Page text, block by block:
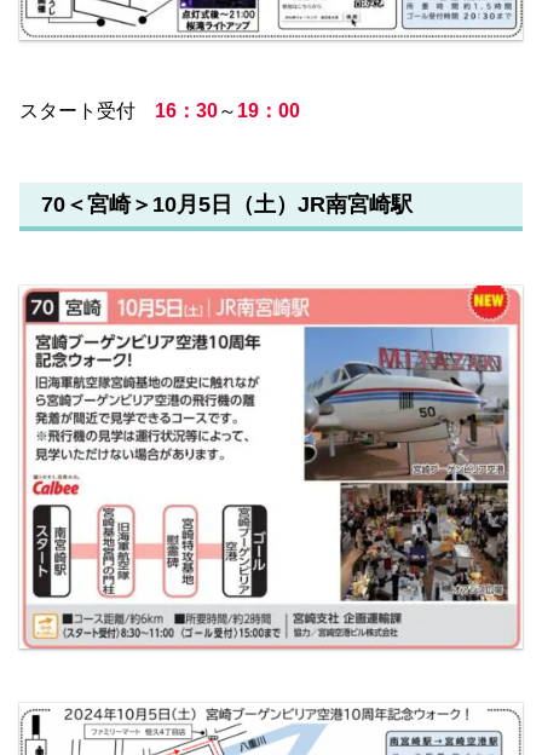
スタート受付 16：30～ 19：00
70＜宮崎＞10月5日（土）JR南宮崎駅